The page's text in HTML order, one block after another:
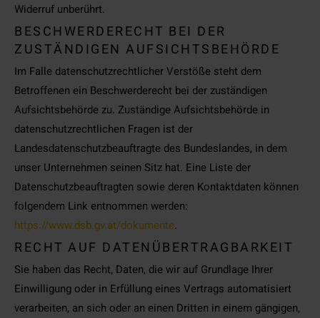
Widerruf unberührt.
BESCHWERDERECHT BEI DER
ZUSTÄNDIGEN AUFSICHTSBEHÖRDE
Im Falle datenschutzrechtlicher Verstöße steht dem
Betroffenen ein Beschwerderecht bei der zuständigen
Aufsichtsbehörde zu. Zuständige Aufsichtsbehörde in
datenschutzrechtlichen Fragen ist der
Landesdatenschutzbeauftragte des Bundeslandes, in dem
unser Unternehmen seinen Sitz hat. Eine Liste der
Datenschutzbeauftragten sowie deren Kontaktdaten können
folgendem Link entnommen werden:
https://www.dsb.gv.at/dokumente.
RECHT AUF DATENÜBERTRAGBARKEIT
Sie haben das Recht, Daten, die wir auf Grundlage Ihrer
Einwilligung oder in Erfüllung eines Vertrags automatisiert
verarbeiten, an sich oder an einen Dritten in einem gängigen,